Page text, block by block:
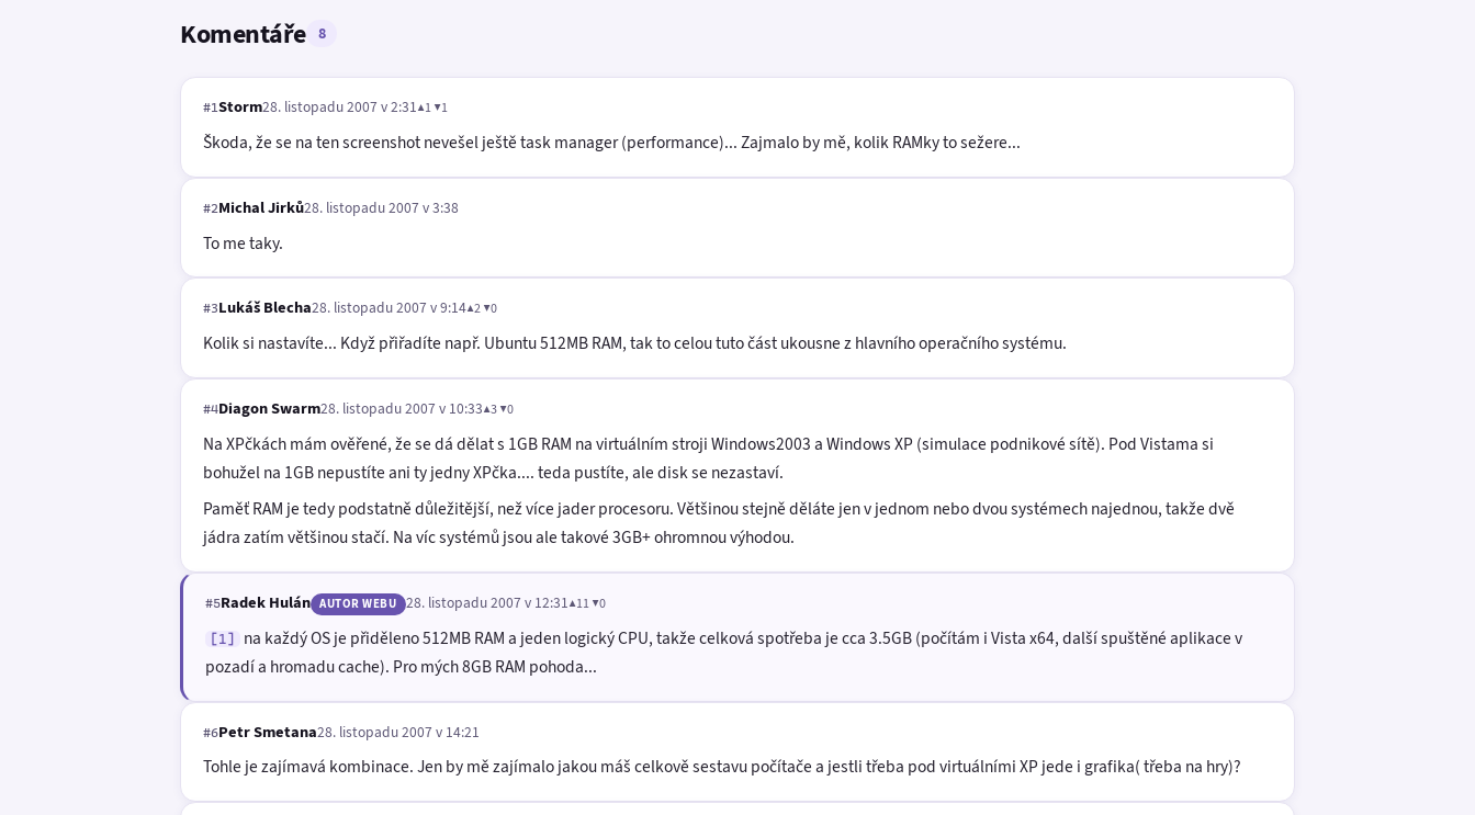
Komentáře 8
#1Storm28. listopadu 2007 v 2:31▲1 ▼1
Škoda, že se na ten screenshot nevešel ještě task manager (performance)... Zajmalo by mě, kolik RAMky to sežere...
#2Michal Jirků28. listopadu 2007 v 3:38
To me taky.
#3Lukáš Blecha28. listopadu 2007 v 9:14▲2 ▼0
Kolik si nastavíte... Když přiřadíte např. Ubuntu 512MB RAM, tak to celou tuto část ukousne z hlavního operačního systému.
#4Diagon Swarm28. listopadu 2007 v 10:33▲3 ▼0
Na XPčkách mám ověřené, že se dá dělat s 1GB RAM na virtuálním stroji Windows2003 a Windows XP (simulace podnikové sítě). Pod Vistama si
bohužel na 1GB nepustíte ani ty jedny XPčka.... teda pustíte, ale disk se nezastaví.
Paměť RAM je tedy podstatně důležitější, než více jader procesoru. Většinou stejně děláte jen v jednom nebo dvou systémech najednou, takže dvě
jádra zatím většinou stačí. Na víc systémů jsou ale takové 3GB+ ohromnou výhodou.
#5Radek Hulán AUTOR WEBU 28. listopadu 2007 v 12:31▲11 ▼0
[1]
na každý OS je přiděleno 512MB RAM a jeden logický CPU, takže celková spotřeba je cca 3.5GB (počítám i Vista x64, další spuštěné aplikace v
pozadí a hromadu cache). Pro mých 8GB RAM pohoda...
#6Petr Smetana28. listopadu 2007 v 14:21
Tohle je zajímavá kombinace. Jen by mě zajímalo jakou máš celkově sestavu počítače a jestli třeba pod virtuálními XP jede i grafika( třeba na hry)?